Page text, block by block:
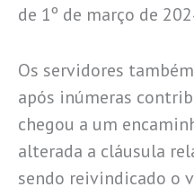
de 1º de março de
Os servidores
após inúmeras
chegou a um
alterada a cláusula
sendo reivindicado o